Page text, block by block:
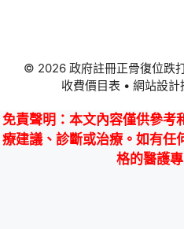
© 2026 政府註冊正骨復位跌
收費價目表 • 網站設計
免責聲明 ：本文內容僅供參
療建議、診斷或治療。如有任
格的醫護